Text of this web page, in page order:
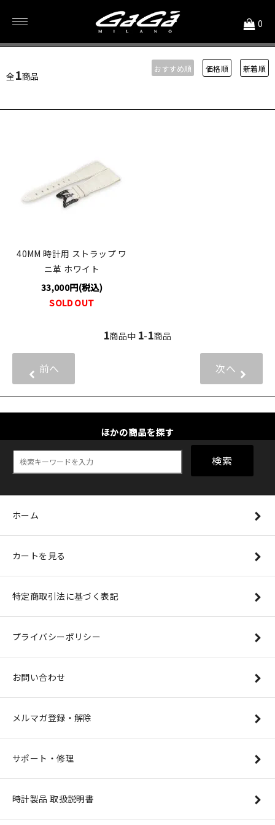
0
ワニ革
全1商品
おすすめ順 価格順 新着順
40MM 時計用 ストラップ ワ
ニ革 ホワイト
33,000円(税込)
SOLD OUT
1商品中 1-1商品
前へ 次へ
ほかの商品を探す
検索
ホーム
カートを見る
特定商取引法に基づく表記
プライバシーポリシー
お問い合わせ
メルマガ登録・解除
サポート・修理
時計製品 取扱説明書